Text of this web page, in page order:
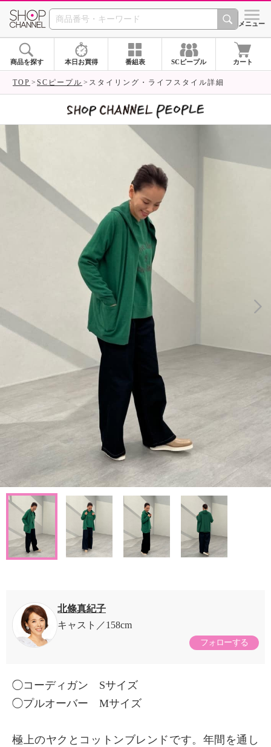
SHOP CHANNEL シメニュー
商品を探す 本日お買得 番組表 SCピープル カート
TOP SCピープル スタイリング・ライフスタイル詳細
北條真紀子
キャスト
158cm
フォローする
◯コーディガン Sサイズ
◯プルオーバー Mサイズ
極上のヤクとコットンブレンドです。年間を通し